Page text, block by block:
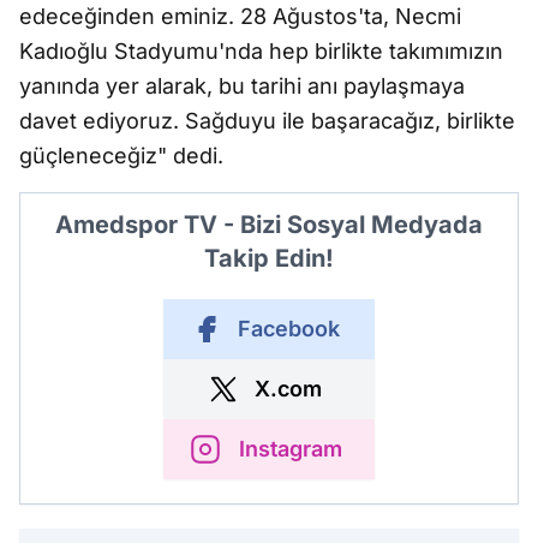
edeceğinden eminiz. 28 Ağustos'ta, Necmi
Kadıoğlu Stadyumu'nda hep birlikte takımımızın
yanında yer alarak, bu tarihi anı paylaşmaya
davet ediyoruz. Sağduyu ile başaracağız, birlikte
güçleneceğiz" dedi.
Amedspor TV - Bizi Sosyal Medyada
Takip Edin!
Facebook
X.com
Instagram